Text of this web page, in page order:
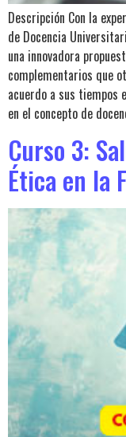
Descripción Con la
de Docencia
una innovadora
complementarios que
acuerdo a sus tiempos
en el concepto de
Curso 3:
Ética en la